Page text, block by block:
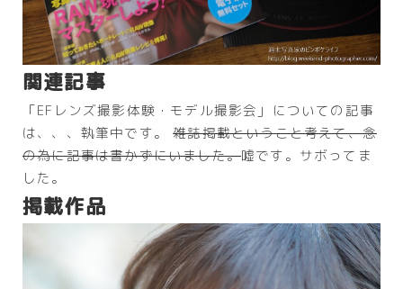
関連記事
「EFレンズ撮影体験・モデル撮影会」についての記事
は、、、執筆中です。雑誌掲載ということ考えて、念
の為に記事は書かずにいました。嘘です。サボってま
した。
掲載作品